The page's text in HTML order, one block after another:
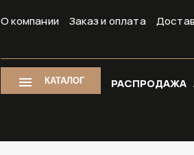
О компании Заказ и оплата
КАТАЛОГ РАСПРОДАЖА